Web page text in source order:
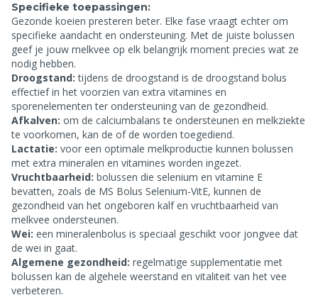
Specifieke toepassingen:
Gezonde koeien presteren beter. Elke fase vraagt echter om
specifieke aandacht en ondersteuning. Met de juiste bolussen
geef je jouw melkvee op elk belangrijk moment precies wat ze
nodig hebben.
Droogstand: tijdens de droogstand is de droogstand bolus
effectief in het voorzien van extra vitamines en
sporenelementen ter ondersteuning van de gezondheid.
Afkalven: om de calciumbalans te ondersteunen en melkziekte
te voorkomen, kan de of de worden toegediend.
Lactatie: voor een optimale melkproductie kunnen bolussen
met extra mineralen en vitamines worden ingezet.
Vruchtbaarheid: bolussen die selenium en vitamine E
bevatten, zoals de MS Bolus Selenium-VitE, kunnen de
gezondheid van het ongeboren kalf en vruchtbaarheid van
melkvee ondersteunen.
Wei: een mineralenbolus is speciaal geschikt voor jongvee dat
de wei in gaat.
Algemene gezondheid: regelmatige supplementatie met
bolussen kan de algehele weerstand en vitaliteit van het vee
verbeteren.